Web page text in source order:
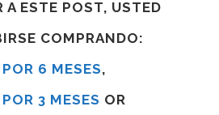
A ESTE POST, USTED
COMPRANDO:
6 MESES,
3 MESES OR